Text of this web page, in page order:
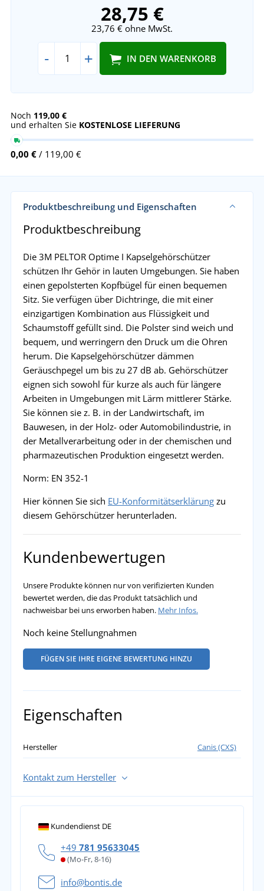
28,75 €
23,76 € ohne MwSt.
- + IN DEN WARENKORB
Noch 119,00 €
und erhalten Sie KOSTENLOSE LIEFERUNG
0,00 € / 119,00 €
Produktbeschreibung und Eigenschaften
Produktbeschreibung
Die 3M PELTOR Optime I Kapselgehörschützer
schützen Ihr Gehör in lauten Umgebungen. Sie haben
einen gepolsterten Kopfbügel für einen bequemen
Sitz. Sie verfügen über Dichtringe, die mit einer
einzigartigen Kombination aus Flüssigkeit und
Schaumstoff gefüllt sind. Die Polster sind weich und
bequem, und werringern den Druck um die Ohren
herum. Die Kapselgehörschützer dämmen
Geräuschpegel um bis zu 27 dB ab. Gehörschützer
eignen sich sowohl für kurze als auch für längere
Arbeiten in Umgebungen mit Lärm mittlerer Stärke.
Sie können sie z. B. in der Landwirtschaft, im
Bauwesen, in der Holz- oder Automobilindustrie, in
der Metallverarbeitung oder in der chemischen und
pharmazeutischen Produktion eingesetzt werden.
Norm: EN 352-1
Hier können Sie sich EU-Konformitätserklärungzu
diesem Gehörschützer herunterladen.
Kundenbewertugen
Unsere Produkte können nur von verifizierten Kunden
bewertet werden, die das Produkt tatsächlich und
nachweisbar bei uns erworben haben. Mehr Infos.
Noch keine Stellungnahmen
FÜGEN SIE IHRE EIGENE BEWERTUNG HINZU
Eigenschaften
Hersteller Canis (CXS)
Kontakt zum Hersteller
Kundendienst DE
+49 781 95633045
(Mo-Fr, 8-16)
info@bontis.de